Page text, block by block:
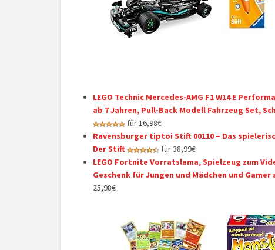
LEGO Technic Mercedes-AMG F1 W14 E
ab 7 Jahren, Pull-Back Modell Fahrzeug Set,
für 16,98€
Ravensburger tiptoi Stift 00110 – Das
Der Stift
für 38,99€
LEGO Fortnite Vorratslama, Spielzeug zum
Geschenk für Jungen und Mädchen und
25,98€